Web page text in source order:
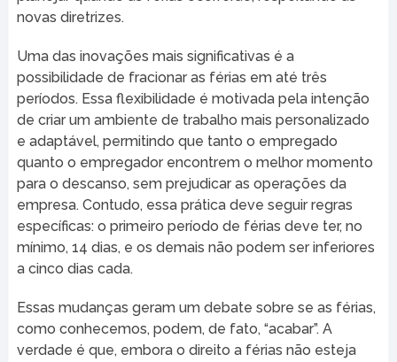
novas diretrizes.
Uma das inovações mais significativas é a
possibilidade de fracionar as férias em até três
períodos. Essa flexibilidade é motivada pela intenção
de criar um ambiente de trabalho mais personalizado
e adaptável, permitindo que tanto o empregado
quanto o empregador encontrem o melhor momento
para o descanso, sem prejudicar as operações da
empresa. Contudo, essa prática deve seguir regras
específicas: o primeiro período de férias deve ter, no
mínimo, 14 dias, e os demais não podem ser inferiores
a cinco dias cada.
Essas mudanças geram um debate sobre se as férias,
como conhecemos, podem, de fato, “acabar”. A
verdade é que, embora o direito a férias não esteja